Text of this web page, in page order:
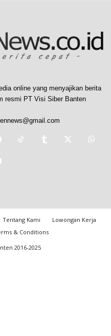
online yang menyajikan berita
resmi PT Visi Siber Banten
Tentang Kami
Lowongan Kerja
& Conditions
2016-2025